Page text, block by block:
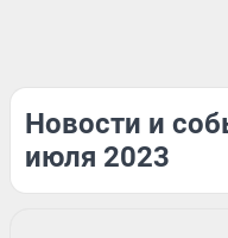
Новости и
июля 2023